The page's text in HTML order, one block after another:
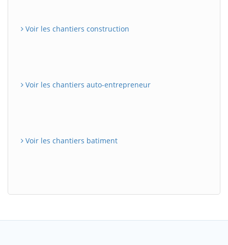
Voir les chantiers construction
Voir les chantiers auto-entrepreneur
Voir les chantiers batiment